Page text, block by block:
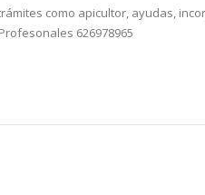
como apicultor, ayudas,
626978965